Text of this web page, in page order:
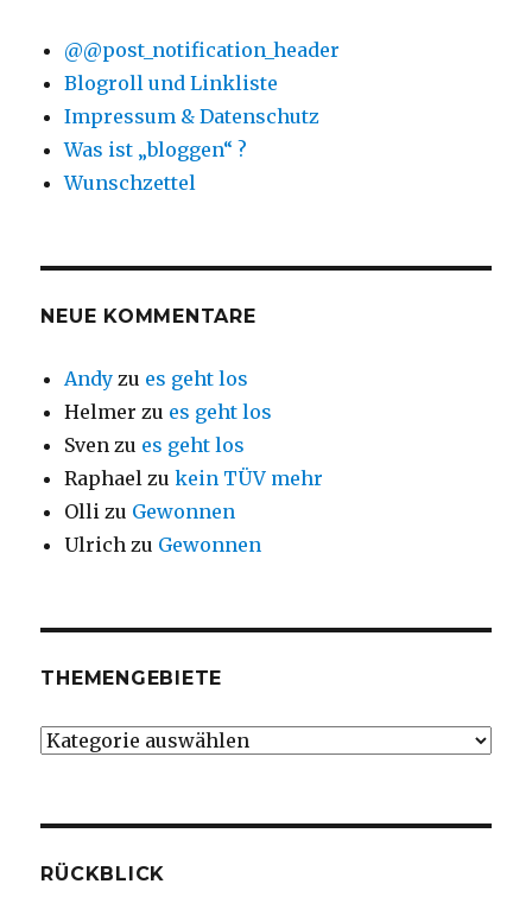
@@post_notification_header
Blogroll und Linkliste
Impressum & Datenschutz
Was ist „bloggen“ ?
Wunschzettel
NEUE KOMMENTARE
Andy zu es geht los
Helmer zu es geht los
Sven zu es geht los
Raphael zukein TÜV mehr
Olli zu Gewonnen
Ulrich zu Gewonnen
THEMENGEBIETE
Themengebiete
RÜCKBLICK